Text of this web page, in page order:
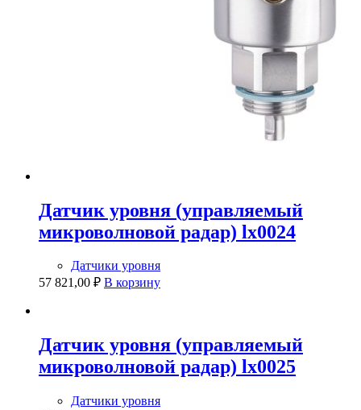
Датчик уровня (управляемый
микроволновой радар) lx0024
Датчики уровня
57 821,00 ₽ В корзину
Датчик уровня (управляемый
микроволновой радар) lx0025
Датчики уровня